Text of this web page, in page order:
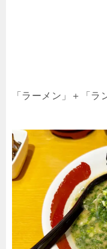
「ラーメン」＋「ラ